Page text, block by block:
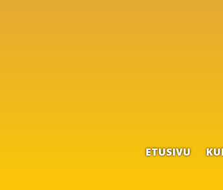
ETUSIVU